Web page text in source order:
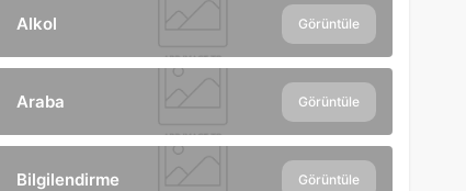
Alkol Görüntüle
Araba Görüntüle
Bilgilendirme Görüntüle